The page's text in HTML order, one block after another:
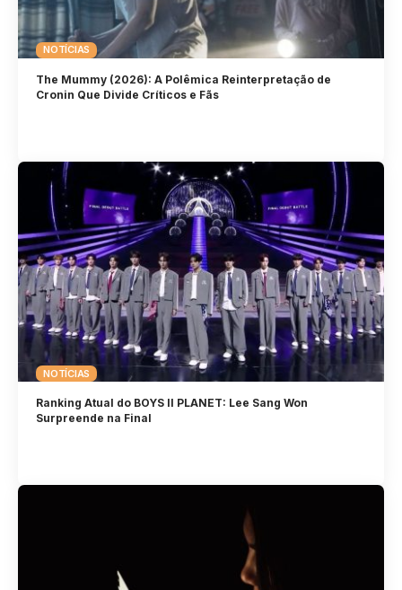
NOTÍCIAS
The Mummy (2026): A Polêmica Reinterpretação de
Cronin Que Divide Críticos e Fãs
NOTÍCIAS
Ranking Atual do BOYS II PLANET: Lee Sang Won
Surpreende na Final